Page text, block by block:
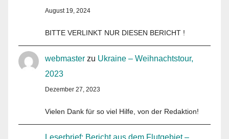
August 19, 2024
BITTE VERLINKT NUR DIESEN BERICHT !
webmaster zu Ukraine – Weihnachtstour,
2023
Dezember 27, 2023
Vielen Dank für so viel Hilfe, von der Redaktion!
Leserbrief: Bericht aus dem Flutgebiet –